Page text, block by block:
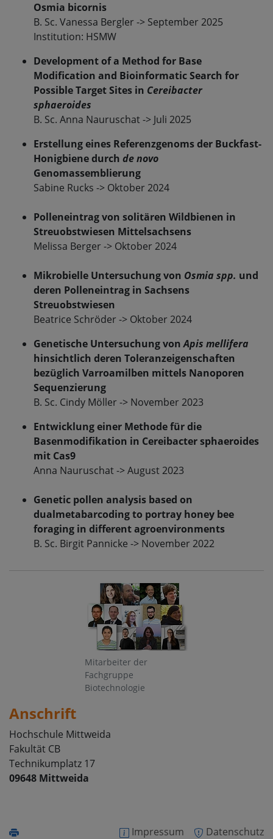
Osmia bicornis
B. Sc. Vanessa Bergler -> September 2025
Institution: HSMW
Development of a Method for Base
Modification and Bioinformatic Search for
Possible Target Sites in Cereibacter
sphaeroides
B. Sc. Anna Nauruschat -> Juli 2025
Erstellung eines Referenzgenoms der Buckfast-
Honigbiene durch de novo
Genomassemblierung
Sabine Rucks -> Oktober 2024
Polleneintrag von solitären Wildbienen in
Streuobstwiesen Mittelsachsens
Melissa Berger -> Oktober 2024
Mikrobielle Untersuchung von Osmia spp. und
deren Polleneintrag in Sachsens
Streuobstwiesen
Beatrice Schröder -> Oktober 2024
Genetische Untersuchung vonApis mellifera
hinsichtlich deren Toleranzeigenschaften
bezüglich Varroamilben mittels Nanoporen
Sequenzierung
B. Sc. Cindy Möller -> November 2023
Entwicklung einer Methode für die
Basenmodifikation in Cereibacter sphaeroides
mit Cas9
Anna Nauruschat -> August 2023
Genetic pollen analysis based on
dualmetabarcoding to portray honey bee
foraging in different agroenvironments
B. Sc. Birgit Pannicke -> November 2022
Mitarbeiter der
Fachgruppe
Biotechnologie
Anschrift
Hochschule Mittweida
Fakultät CB
Technikumplatz 17
09648 Mittweida
Datenschutz
Impressum